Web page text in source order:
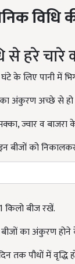
विधि
से हरे
के लिए पानी में
अंकुरण अच्छे से
ज्वार व बाजरा
बीजों को
होने के बाद इसे
किलो बीज रखें.
का अंकुरण होने
तक पौधों में वृद्धि